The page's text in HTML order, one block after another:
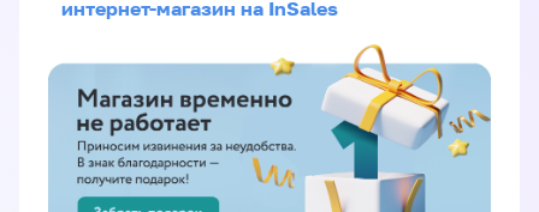
интернет-магазин на InSales